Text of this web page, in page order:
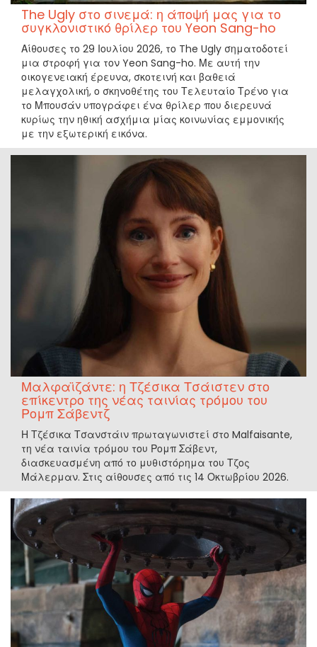
The Ugly στο σινεμά: η άποψή μας για το
συγκλονιστικό θρίλερ του Yeon Sang-ho
Αίθουσες το 29 Ιουλίου 2026, το The Ugly σηματοδοτεί
μια στροφή για τον Yeon Sang-ho. Με αυτή την
οικογενειακή έρευνα, σκοτεινή και βαθειά
μελαγχολική, ο σκηνοθέτης του Τελευταίο Τρένο για
το Μπουσάν υπογράφει ένα θρίλερ που διερευνά
κυρίως την ηθική ασχήμια μίας κοινωνίας εμμονικής
με την εξωτερική εικόνα.
Μαλφαϊζάντε: η Τζέσικα Τσάιστεν στο
επίκεντρο της νέας ταινίας τρόμου του
Ρομπ Σάβεντζ
Η Τζέσικα Τσανστάιν πρωταγωνιστεί στο Malfaisante,
τη νέα ταινία τρόμου του Ρομπ Σάβεντ,
διασκευασμένη από το μυθιστόρημα του Τζος
Μάλερμαν. Στις αίθουσες από τις 14 Οκτωβρίου 2026.